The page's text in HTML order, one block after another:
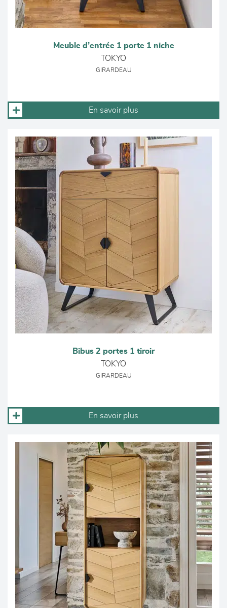
Meuble d’entrée 1 porte 1 niche
TOKYO
GIRARDEAU
En savoir plus
Bibus 2 portes 1 tiroir
TOKYO
GIRARDEAU
En savoir plus